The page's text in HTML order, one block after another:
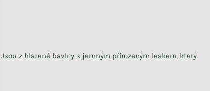
Jsou z hlazené bavlny s jemným přirozeným leskem, který